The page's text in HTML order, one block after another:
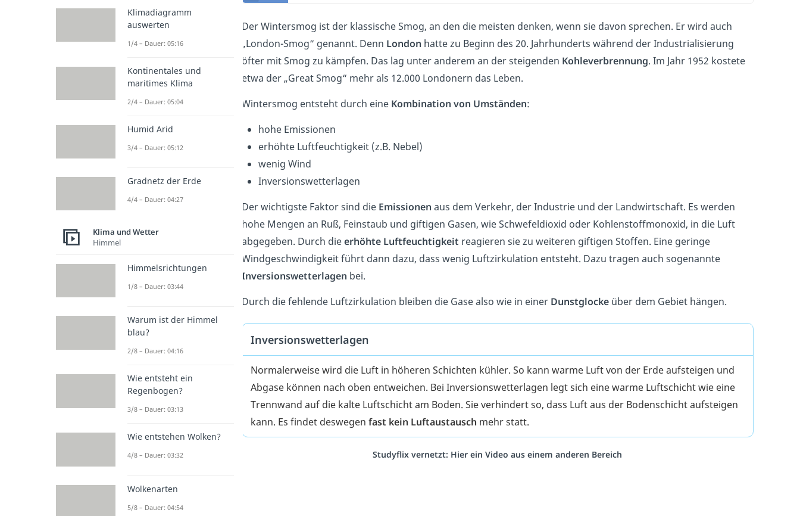
Der Wintersmog ist der klassische Smog, an den die meisten denken, wenn sie davon sprechen. Er wird auch
„London-Smog“ genannt. Denn London hatte zu Beginn des 20. Jahrhunderts während der Industrialisierung
öfter mit Smog zu kämpfen. Das lag unter anderem an der steigenden Kohleverbrennung. Im Jahr 1952 kostete
etwa der „Great Smog“ mehr als 12.000 Londonern das Leben.
Wintersmog entsteht durch eine Kombination von Umständen:
hohe Emissionen
erhöhte Luftfeuchtigkeit (z.B. Nebel)
wenig Wind
Inversionswetterlagen
Der wichtigste Faktor sind die Emissionen aus dem Verkehr, der Industrie und der Landwirtschaft. Es werden
hohe Mengen an Ruß, Feinstaub und giftigen Gasen, wie Schwefeldioxid oder Kohlenstoffmonoxid, in die Luft
abgegeben. Durch dieerhöhte Luftfeuchtigkeit reagieren sie zu weiteren giftigen Stoffen. Eine geringe
Windgeschwindigkeit führt dann dazu, dass wenig Luftzirkulation entsteht. Dazu tragen auch sogenannte
Inversionswetterlagen bei.
Durch die fehlende Luftzirkulation bleiben die Gase also wie in einer Dunstglockeüber dem Gebiet hängen.
Inversionswetterlagen
Normalerweise wird die Luft in höheren Schichten kühler. So kann warme Luft von der Erde aufsteigen und
Abgase können nach oben entweichen. Bei Inversionswetterlagen legt sich eine warme Luftschicht wie eine
Trennwand auf die kalte Luftschicht am Boden. Sie verhindert so, dass Luft aus der Bodenschicht aufsteigen
kann. Es findet deswegen fast kein Luftaustausch mehr statt.
Studyflix vernetzt: Hier ein Video aus einem anderen Bereich
Klimadiagramm
auswerten
1/4 – Dauer: 05:16
Kontinentales und
maritimes Klima
2/4 – Dauer: 05:04
Humid Arid
3/4 – Dauer: 05:12
Gradnetz der Erde
4/4 – Dauer: 04:27
Klima und Wetter
Himmel
Himmelsrichtungen
1/8 – Dauer: 03:44
Warum ist der Himmel
blau?
2/8 – Dauer: 04:16
Wie entsteht ein
Regenbogen?
3/8 – Dauer: 03:13
Wie entstehen Wolken?
4/8 – Dauer: 03:32
Wolkenarten
5/8 – Dauer: 04:54